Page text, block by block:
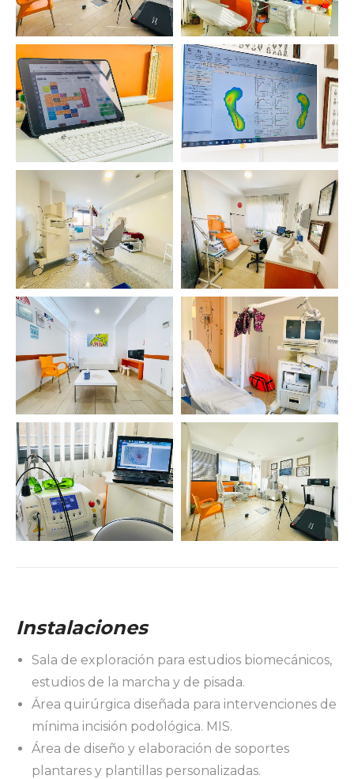
Instalaciones
Sala de exploración para estudios biomecánicos,
estudios de la marcha y de pisada.
Área quirúrgica diseñada para intervenciones de
mínima incisión podológica. MIS.
Área de diseño y elaboración de soportes
plantares y plantillas personalizadas.